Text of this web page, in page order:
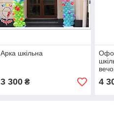
Арка шкільна
3 300₴ 4